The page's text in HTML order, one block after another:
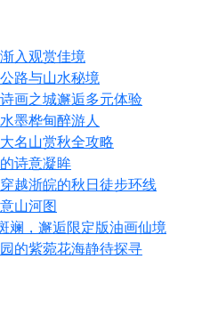
入观赏佳境
路与山水秘境
画之城邂逅多元体验
墨桦甸醉游人
名山赏秋全攻略
诗意凝眸
越浙皖的秋日徒步环线
山河图
斓，邂逅限定版油画仙境
的紫菀花海静待探寻